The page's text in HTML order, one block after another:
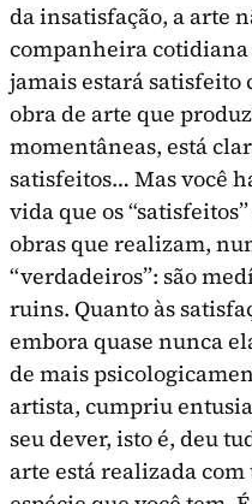
da insatisfação, a arte
companheira
jamais estará satisfeito
obra de arte que
momentâneas, está
satisfeitos… Mas você
vida que os
obras que realizam,
“verdadeiros”: são
ruins. Quanto às
embora quase nunca
de mais
artista, cumpriu
seu dever, isto é, deu
arte está realizada